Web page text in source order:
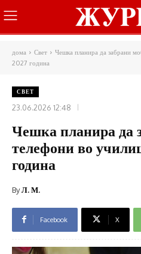
дома Свет
Чешка планира да забрани
2027 година
СВЕТ
23.06.2026 12:48
Чешка планира да
телефони во
година
ByЛ. М.
Facebook X